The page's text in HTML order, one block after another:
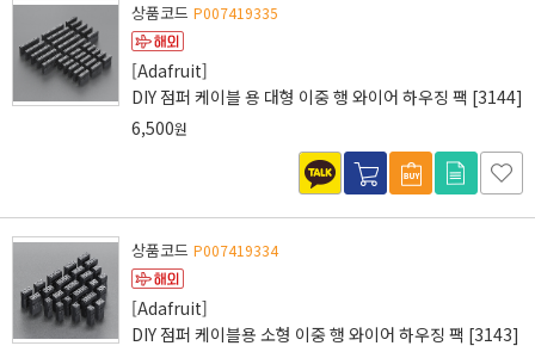
상품코드 P007419335
[Adafruit]
DIY 점퍼 케이블 용 대형 이중 행 와이어 하우징 팩 [3144]
6,500원
상품코드 P007419334
[Adafruit]
DIY 점퍼 케이블용 소형 이중 행 와이어 하우징 팩 [3143]